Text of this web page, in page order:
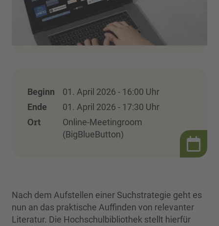
Beginn
01. April 2026 - 16:00 Uhr
Ende
01. April 2026 - 17:30 Uhr
Ort
Online-Meetingroom
(BigBlueButton)
Nach dem Aufstellen einer Suchstrategie geht es
nun an das praktische Auffinden von relevanter
Literatur. Die Hochschulbibliothek stellt hierfür